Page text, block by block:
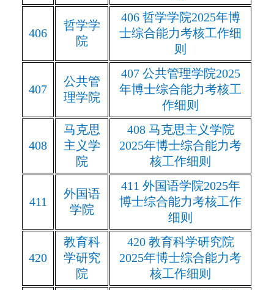
406
哲学学
院
406 哲学学院2025年博
士综合能力考核工作细
则
407
公共管
理学院
407 公共管理学院2025
年博士综合能力考核工
作细则
408
马克思
主义学
院
408 马克思主义学院
2025年博士综合能力考
核工作细则
411
外国语
学院
411 外国语学院2025年
博士综合能力考核工作
细则
420
教育科
学研究
院
420 教育科学研究院
2025年博士综合能力考
核工作细则